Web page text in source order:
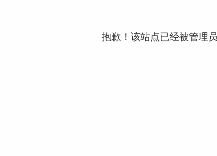
抱歉！该站点已经被管理